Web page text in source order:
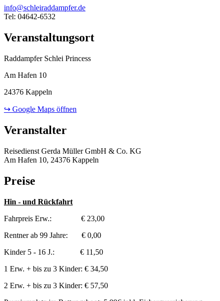
info@schleiraddampfer.de
Tel: 04642-6532
Veranstaltungsort
Raddampfer Schlei Princess
Am Hafen 10
24376 Kappeln
↪ Google Maps öffnen
Veranstalter
Reisedienst Gerda Müller GmbH & Co. KG
Am Hafen 10, 24376 Kappeln
Preise
Hin - und Rückfahrt
Fahrpreis Erw.: € 23,00
Rentner ab 99 Jahre: € 0,00
Kinder 5 - 16 J.: € 11,50
1 Erw. + bis zu 3 Kinder: € 34,50
2 Erw. + bis zu 3 Kinder: € 57,50